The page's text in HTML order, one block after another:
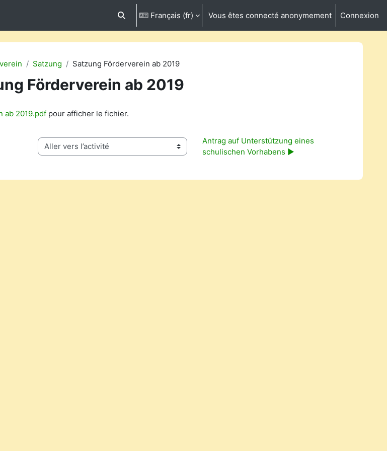
Activer/désactiver la saisie de recherche
Français ‎(fr)‎ Vous êtes connecté anonymement Connexion
Satzung Satzung Förderverein ab 2019
Förderverein ab 2019
ab 2019.pdf pour afficher le fichier.
Aller vers l’activité
Antrag auf Unterstützung eines
schulischen Vorhabens ▶︎